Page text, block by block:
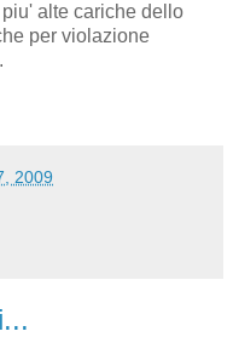
alte cariche dello
per violazione
2009